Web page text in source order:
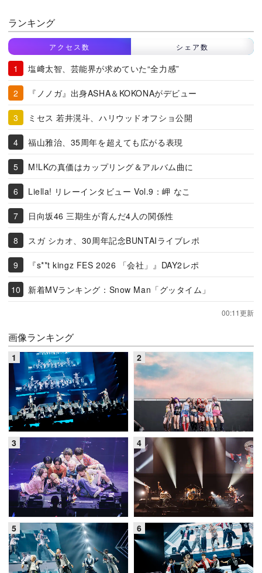
ランキング
アクセス数 シェア数
塩﨑太智、芸能界が求めていた“全力感”
『ノノガ』出身ASHA＆KOKONAがデビュー
ミセス 若井滉斗、ハリウッドオフショ公開
福山雅治、35周年を超えても広がる表現
M!LKの真価はカップリング＆アルバム曲に
Liella! リレーインタビュー Vol.9：岬 なこ
日向坂46 三期生が育んだ4人の関係性
スガ シカオ、30周年記念BUNTAIライブレポ
『s**t kingz FES 2026 「会社」』DAY2レポ
新着MVランキング：Snow Man「グッタイム」
00:11更新
画像ランキング